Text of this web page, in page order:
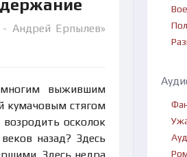
- Андрей Ерпылев»
выжившим
кумачовым стягом
осколок
назад? Здесь